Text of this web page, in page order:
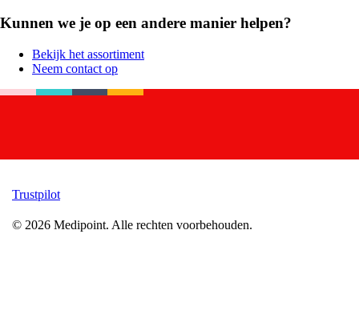
Kunnen we je op een andere manier helpen?
Bekijk het assortiment
Neem contact op
Trustpilot
© 2026 Medipoint. Alle rechten voorbehouden.